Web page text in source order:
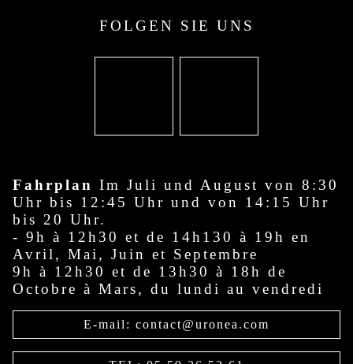
FOLGEN SIE UNS
Fahrplan Im Juli und August von 8:30
Uhr bis 12:45 Uhr und von 14:15 Uhr
bis 20 Uhr.
- 9h à 12h30 et de 14h130 à 19h en
Avril, Mai, Juin et Septembre
9h à 12h30 et de 13h30 à 18h de
Octobre à Mars, du lundi au vendredi
E-mail: contact@uronea.com